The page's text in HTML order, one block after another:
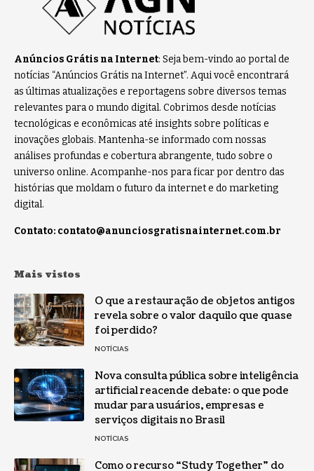
Anúncios Grátis na Internet: Seja bem-vindo ao portal de
notícias “Anúncios Grátis na Internet”. Aqui você encontrará
as últimas atualizações e reportagens sobre diversos temas
relevantes para o mundo digital. Cobrimos desde notícias
tecnológicas e econômicas até insights sobre políticas e
inovações globais. Mantenha-se informado com nossas
análises profundas e cobertura abrangente, tudo sobre o
universo online. Acompanhe-nos para ficar por dentro das
histórias que moldam o futuro da internet e do marketing
digital.
Contato: contato@anunciosgratisnainternet.com.br
Mais vistos
O que a restauração de objetos antigos
revela sobre o valor daquilo que quase
foi perdido?
NOTÍCIAS
Nova consulta pública sobre inteligência
artificial reacende debate: o que pode
mudar para usuários, empresas e
serviços digitais no Brasil
NOTÍCIAS
Como o recurso “Study Together” do